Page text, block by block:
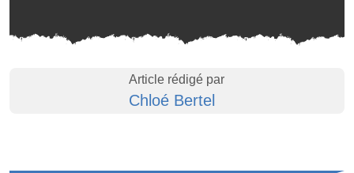
Article rédigé par
Chloé Bertel